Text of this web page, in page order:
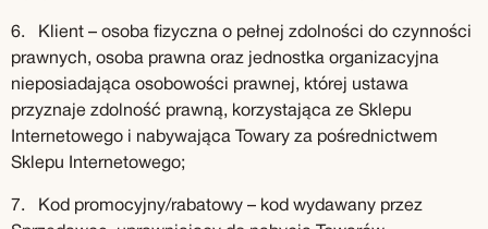
6. Klient – osoba fizyczna o pełnej zdolności do czynności
prawnych, osoba prawna oraz jednostka organizacyjna
nieposiadająca osobowości prawnej, której ustawa
przyznaje zdolność prawną, korzystająca ze Sklepu
Internetowego i nabywająca Towary za pośrednictwem
Sklepu Internetowego;
7. Kod promocyjny/rabatowy – kod wydawany przez